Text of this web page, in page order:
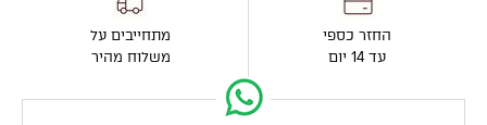
החזר כספי
עד 14 יום
מתחייבים על
משלוח מהיר